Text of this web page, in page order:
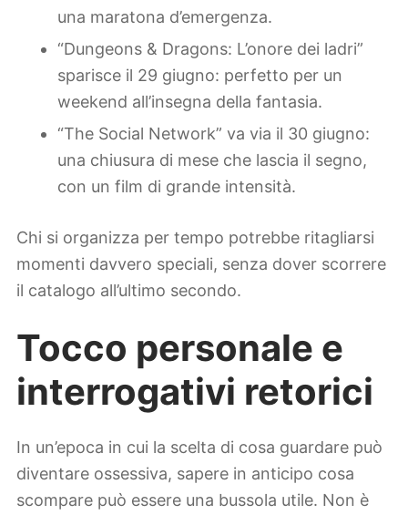
una maratona d’emergenza.
“Dungeons & Dragons: L’onore dei ladri”
sparisce il 29 giugno: perfetto per un
weekend all’insegna della fantasia.
“The Social Network” va via il 30 giugno:
una chiusura di mese che lascia il segno,
con un film di grande intensità.
Chi si organizza per tempo potrebbe ritagliarsi
momenti davvero speciali, senza dover scorrere
il catalogo all’ultimo secondo.
Tocco personale e
interrogativi retorici
In un’epoca in cui la scelta di cosa guardare può
diventare ossessiva, sapere in anticipo cosa
scompare può essere una bussola utile. Non è